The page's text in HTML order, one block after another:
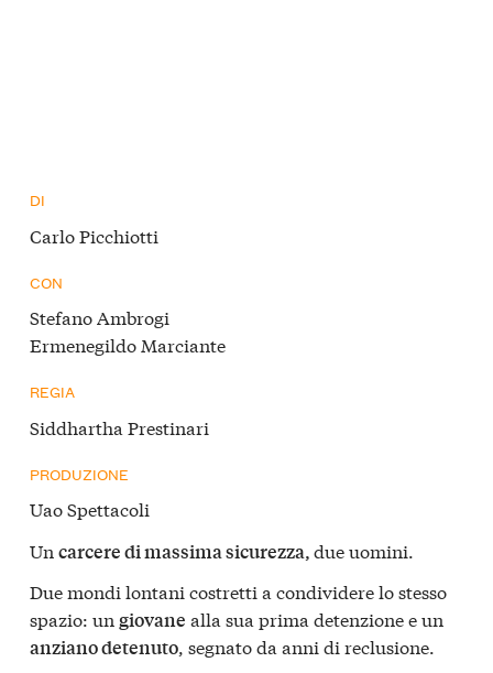
DI
Carlo Picchiotti
CON
Stefano Ambrogi
Ermenegildo Marciante
REGIA
Siddhartha Prestinari
PRODUZIONE
Uao Spettacoli
Un carcere di massima sicurezza,due uomini.
Due mondi lontani costretti a condividere lo stesso
spazio: un giovane alla sua prima detenzione e un
anziano detenuto, segnato da anni di reclusione.